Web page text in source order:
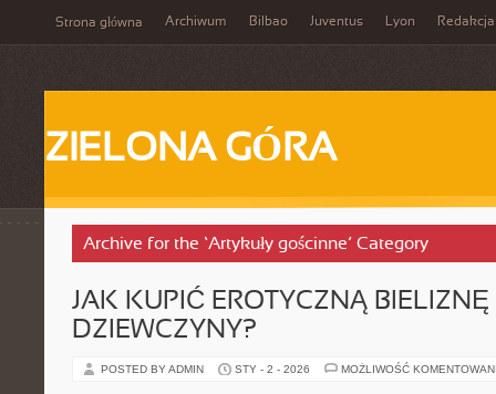
Strona główna Archiwum Bilbao Juventus Lyon Redakcja
ZIELONA GÓRA
Archive for the ‘Artykuły gościnne’ Category
JAK KUPIĆ EROTYCZNĄ
DZIEWCZYNY?
POSTED BY ADMIN STY - 2 - 2026 MOŻLIWOŚĆ